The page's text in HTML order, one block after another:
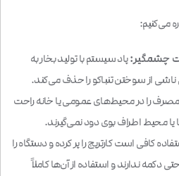
می‌کنیم:
چشمگیر:پاد سیستم با تولید بخار به
از سوختن تنباکو را حذف می‌کند.
مصرف را در محیط‌های عمومی یا خانه راحت
محیط اطراف بوی دود نمی‌گیرند.
کافی است کارتریج را پر کرده و دستگاه را
دکمه ندارند و استفاده از آن‌ها کاملاً